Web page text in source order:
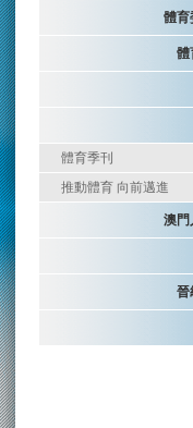
體育
體
體育季刊
推動體育 向前邁進
澳門
晉